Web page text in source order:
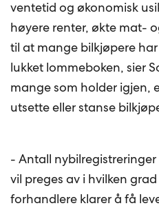
ventetid og økonomisk
høyere renter, økte mat-
til at mange bilkjøpere
lukket lommeboken, sier
mange som holder igjen,
utsette eller stanse
- Antall
vil preges av i hvilken
forhandlere klarer å få